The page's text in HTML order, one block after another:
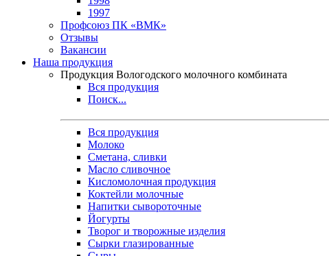
1997
Профсоюз ПК «ВМК»
Отзывы
Вакансии
Наша продукция
Продукция Вологодского молочного комбината
Вся продукция
Поиск...
Вся продукция
Молоко
Сметана, сливки
Масло сливочное
Кисломолочная продукция
Коктейли молочные
Напитки сывороточные
Йогурты
Творог и творожные изделия
Сырки глазированные